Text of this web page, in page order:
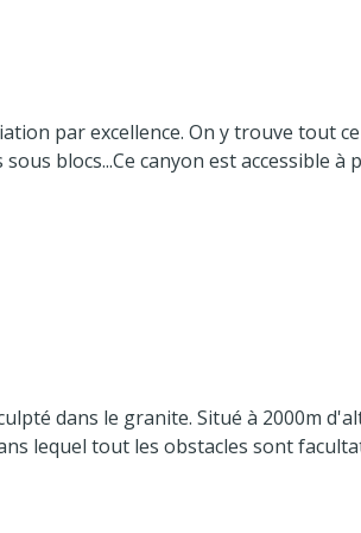
par excellence. On y trouve tout
blocs...Ce canyon est accessible
dans le granite. Situé à 2000m
lequel tout les obstacles sont